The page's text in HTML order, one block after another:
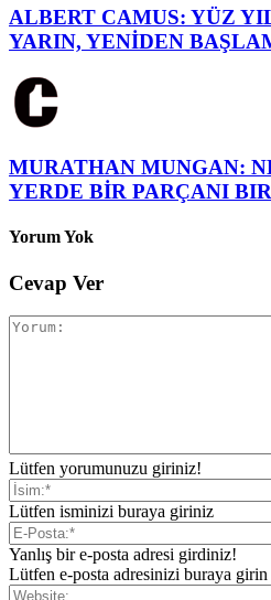
ALBERT CAMUS: YÜZ
YARIN, YENİDEN
MURATHAN MUNGAN:
YERDE BİR PARÇANI
Yorum Yok
Cevap Ver
Lütfen yorumunuzu giriniz!
Lütfen isminizi buraya giriniz
Yanlış bir e-posta adresi girdiniz!
Lütfen e-posta adresinizi buraya girin